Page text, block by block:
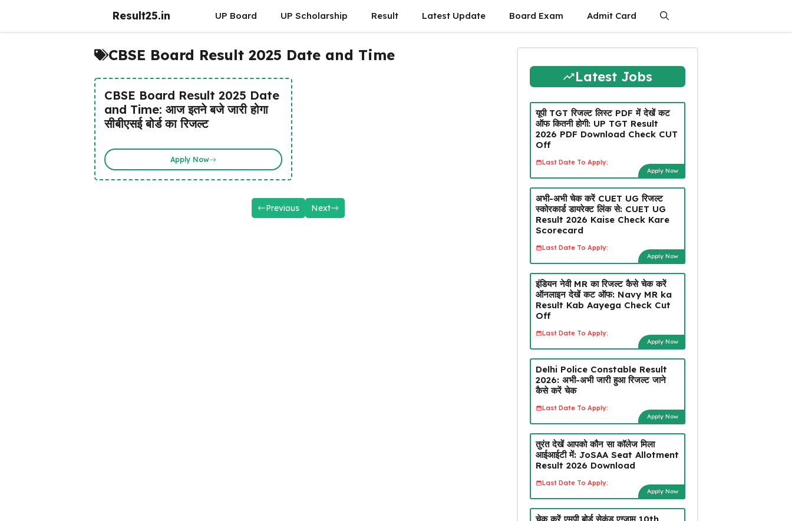
Result25.in UP Board UP Scholarship Result Latest Update Board Exam Admit Card
CBSE Board Result 2025 Date and Time
CBSE Board Result 2025 Date
and Time: आज इतने बजे जारी होगा
सीबीएसई बोर्ड का रिजल्ट
Apply Now
Previous Next
Latest Jobs
यूपी TGT रिजल्ट लिस्ट PDF में देखें कट
ऑफ कितनी होगी: UP TGT Result
2026 PDF Download Check CUT
Off
Last Date To Apply:
Apply Now
अभी-अभी चेक करें CUET UG रिजल्ट
स्कोरकार्ड डायरेक्ट लिंक से: CUET UG
Result 2026 Kaise Check Kare
Scorecard
Last Date To Apply:
Apply Now
इंडियन नेवी MR का रिजल्ट कैसे चेक करें
ऑनलाइन देखें कट ऑफ: Navy MR ka
Result Kab Aayega Check Cut
Off
Last Date To Apply:
Apply Now
Delhi Police Constable Result
2026: अभी-अभी जारी हुआ रिजल्ट जाने
कैसे करें चेक
Last Date To Apply:
Apply Now
तुरंत देखें आपको कौन सा कॉलेज मिला
आईआईटी में: JoSAA Seat Allotment
Result 2026 Download
Last Date To Apply:
Apply Now
चेक करें एमपी बोर्ड सेकंड एग्जाम 10th